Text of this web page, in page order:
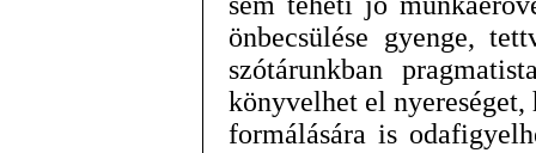
önbecsülése gyenge,
szótárunkban
könyvelhet el
formálására is